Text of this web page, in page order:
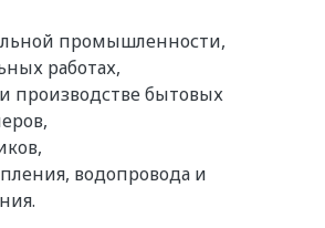
промышленности,
работах,
производстве бытовых
водопровода и